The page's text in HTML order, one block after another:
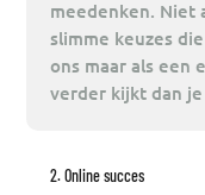
meedenken. Niet
slimme keuzes
ons maar als een
verder kijkt dan
2. Online succes